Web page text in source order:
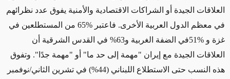
العلاقات الجيدة أو الشراكات الاقتصادية والأمنية يفوق عدد نظرائهم
في معظم الدول العربية الأخرى. فاعتبر %65 من المستطلعين في
غزة و %51في الضفة الغربية و63% في القدس الشرقية أن
العلاقات الجيدة مع إيران "مهمة إلى حد ما" أو "مهمة جدًا". وتفوق
هذه النسب حتى الاستطلاع اللبناني (44%) في تشرين الثاني/نوفمبر